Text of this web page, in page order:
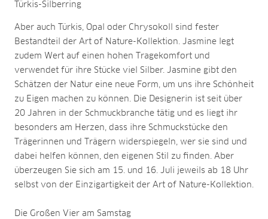
Türkis-Silberring
Aber auch Türkis, Opal oder Chrysokoll sind fester
Bestandteil der Art of Nature-Kollektion. Jasmine legt
zudem Wert auf einen hohen Tragekomfort und
verwendet für ihre Stücke viel Silber. Jasmine gibt den
Schätzen der Natur eine neue Form, um uns ihre Schönheit
zu Eigen machen zu können. Die Designerin ist seit über
20 Jahren in der Schmuckbranche tätig und es liegt ihr
besonders am Herzen, dass ihre Schmuckstücke den
Trägerinnen und Trägern widerspiegeln, wer sie sind und
dabei helfen können, den eigenen Stil zu finden. Aber
überzeugen Sie sich am 15. und 16. Juli jeweils ab 18 Uhr
selbst von der Einzigartigkeit der Art of Nature-Kollektion.
Die Großen Vier am Samstag